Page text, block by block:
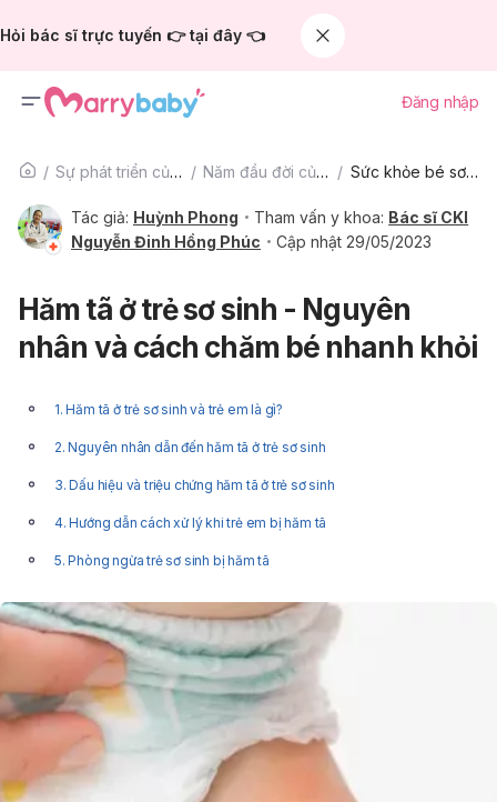
Hỏi bác sĩ trực tuyến 👉 tại đây 👈
Đăng nhập
Sự phát triển của trẻ Năm đầu đời của bé Sức khỏe bé sơ sinh
Tác giả: Huỳnh Phong Tham vấn y khoa: Bác sĩ CKI
Nguyễn Đinh Hồng Phúc
Cập nhật 29/05/2023
Hăm tã ở trẻ sơ sinh - Nguyên
nhân và cách chăm bé nhanh khỏi
1. Hăm tã ở trẻ sơ sinh và trẻ em là gì?
2. Nguyên nhân dẫn đến hăm tã ở trẻ sơ sinh
3. Dấu hiệu và triệu chứng hăm tã ở trẻ sơ sinh
4. Hướng dẫn cách xử lý khi trẻ em bị hăm tã
5. Phòng ngừa trẻ sơ sinh bị hăm tã